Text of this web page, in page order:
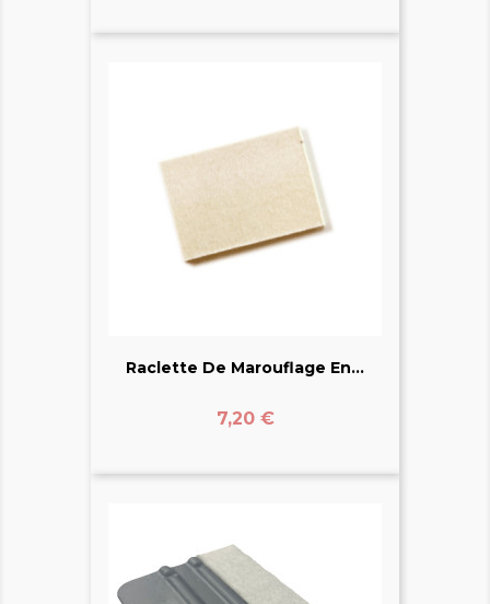
Raclette De Marouflage En...
Prix
7,20 €